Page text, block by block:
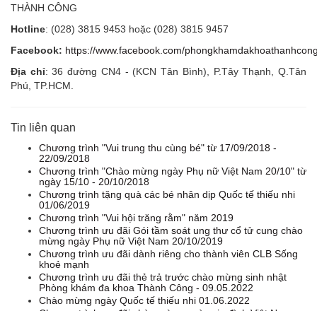
THÀNH CÔNG
Hotline: (028) 3815 9453 hoặc (028) 3815 9457
Facebook: https://www.facebook.com/
Địa chỉ: 36 đường CN4 - (KCN Tân Bình), P.Tây Thạnh, Q.Tân
Phú, TP.HCM.
Tin liên quan
Chương trình "Vui trung thu cùng bé" từ 17/09/2018 -
22/09/2018
Chương trình "Chào mừng ngày Phụ nữ Việt Nam 20/10" từ
ngày 15/10 - 20/10/2018
Chương trình tặng quà các bé nhân dịp Quốc tế thiếu nhi
01/06/2019
Chương trình "Vui hội trăng rằm" năm 2019
Chương trình ưu đãi Gói tầm soát ung thư cổ tử cung chào
mừng ngày Phụ nữ Việt Nam 20/10/2019
Chương trình ưu đãi dành riêng cho thành viên CLB Sống
khoẻ mạnh
Chương trình ưu đãi thẻ trả trước chào mừng sinh nhật
Phòng khám đa khoa Thành Công - 09.05.2022
Chào mừng ngày Quốc tế thiếu nhi 01.06.2022